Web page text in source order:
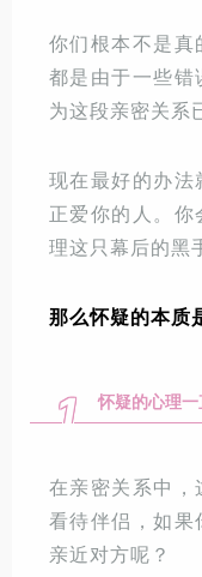
你们根本不是真
都是由于一些错
为这段亲密关系
现在最好的办法
正爱你的人。
理这只幕后的黑
那么怀疑的本质
1 怀疑的心理一
在亲密关系中，
看待伴侣，如果
亲近对方呢？